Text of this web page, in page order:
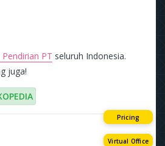
Pendirian PT seluruh Indonesia.
juga!
Pricing
Virtual Office